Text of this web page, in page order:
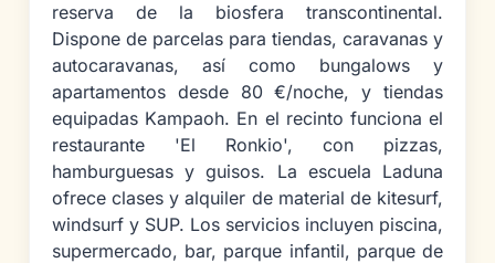
reserva de la biosfera transcontinental.
Dispone de parcelas para tiendas, caravanas y
autocaravanas, así como bungalows y
apartamentos desde 80 €/noche, y tiendas
equipadas Kampaoh. En el recinto funciona el
restaurante 'El Ronkio', con pizzas,
hamburguesas y guisos. La escuela Laduna
ofrece clases y alquiler de material de kitesurf,
windsurf y SUP. Los servicios incluyen piscina,
supermercado, bar, parque infantil, parque de